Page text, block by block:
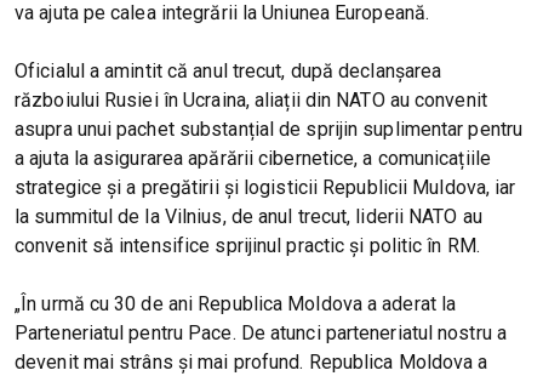
va ajuta pe calea integrării la Uniunea Europeană.
Oficialul a amintit că anul trecut, după declanșarea
războiului Rusiei în Ucraina, aliații din NATO au convenit
asupra unui pachet substanțial de sprijin suplimentar pentru
a ajuta la asigurarea apărării cibernetice, a comunicațiile
strategice și a pregătirii și logisticii Republicii Muldova, iar
la summitul de la Vilnius, de anul trecut, liderii NATO au
convenit să intensifice sprijinul practic și politic în RM.
„În urmă cu 30 de ani Republica Moldova a aderat la
Parteneriatul pentru Pace. De atunci parteneriatul nostru a
devenit mai strâns și mai profund. Republica Moldova a